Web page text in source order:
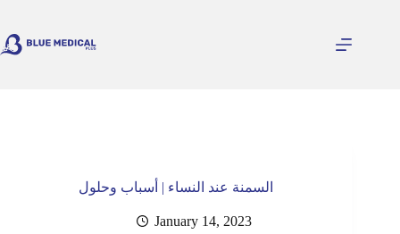
content
السمنة عند النساء | أسباب وحلول
January 14, 2023